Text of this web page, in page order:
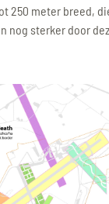
250 meter breed,
nog sterker door